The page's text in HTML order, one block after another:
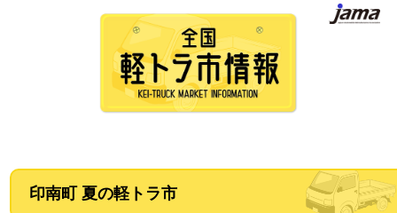
印南町 夏の軽トラ市